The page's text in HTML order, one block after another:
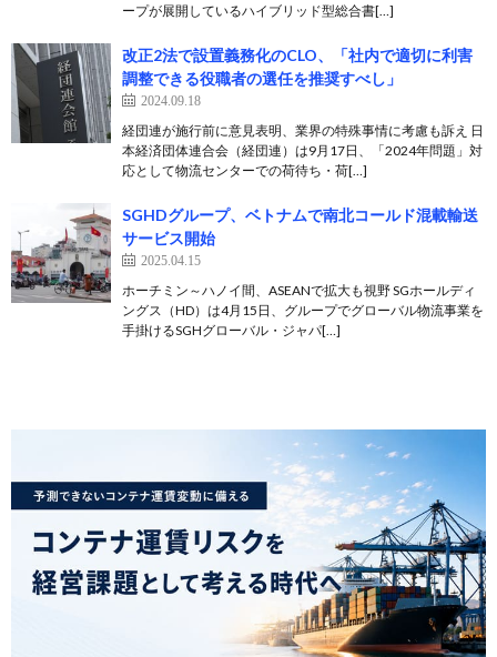
ープが展開しているハイブリッド型総合書[…]
改正2法で設置義務化のCLO、「社内で適切に利害
調整できる役職者の選任を推奨すべし」
2024.09.18
経団連が施行前に意見表明、業界の特殊事情に考慮も訴え 日
本経済団体連合会（経団連）は9月17日、「2024年問題」対
応として物流センターでの荷待ち・荷[…]
SGHDグループ、ベトナムで南北コールド混載輸送
サービス開始
2025.04.15
ホーチミン～ハノイ間、ASEANで拡大も視野 SGホールディ
ングス（HD）は4月15日、グループでグローバル物流事業を
手掛けるSGHグローバル・ジャパ[…]